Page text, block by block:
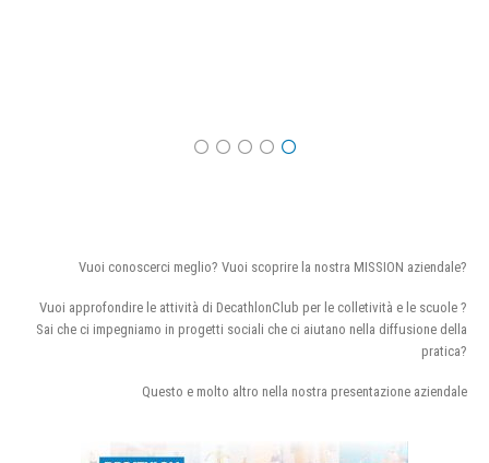
Vuoi conoscerci meglio? Vuoi scoprire la nostra MISSION aziendale?
Vuoi approfondire le attività di DecathlonClub per le colletività e le scuole ?
Sai che ci impegniamo in progetti sociali che ci aiutano nella diffusione della
pratica?
Questo e molto altro nella nostra presentazione aziendale